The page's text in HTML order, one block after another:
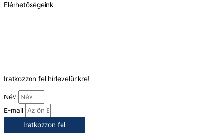
Elérhetőségeink
Iratkozzon fel hírlevelünkre!
Név
E-mail
Iratkozzon fel